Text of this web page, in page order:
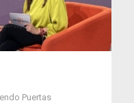
Puertas